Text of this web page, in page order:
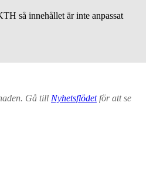
så innehållet är inte anpassat
Gå till Nyhetsflödetför att se